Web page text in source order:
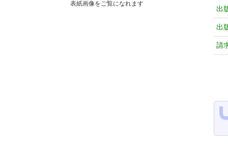
表紙画像をご覧になれます
出
出
請